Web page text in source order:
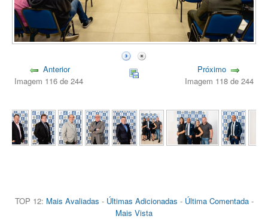
Anterior
Imagem 116 de 244
Próximo
Imagem 118 de 244
TOP 12: Mais Avaliadas - Últimas Adicionadas - Última Comentada-
Mais Vista